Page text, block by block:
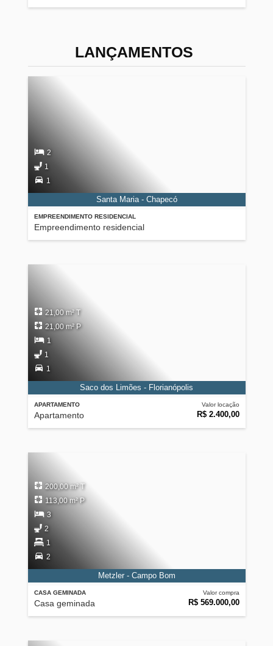
LANÇAMENTOS
EMPREENDIMENTO RESIDENCIAL
Empreendimento residencial
2
1
1
Santa Maria - Chapecó
APARTAMENTO
Apartamento
Valor locação
R$ 2.400,00
21,00 m² T
21,00 m² P
1
1
1
Saco dos Limões - Florianópolis
CASA GEMINADA
Casa geminada
Valor compra
R$ 569.000,00
200,00 m² T
113,00 m² P
3
2
1
2
Metzler - Campo Bom